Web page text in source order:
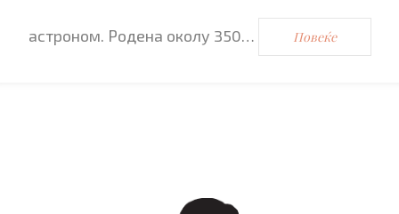
астроном. Родена околу 350… Повеќе